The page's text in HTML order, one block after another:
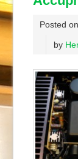
Posted on
by